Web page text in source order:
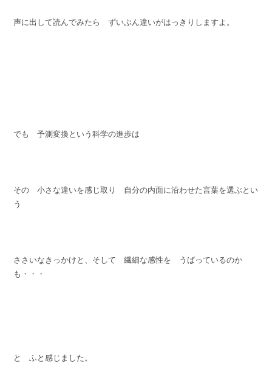
声に出して読んでみたら ずいぶん違いがはっきりしますよ。
でも 予測変換という科学の進歩は
その 小さな違いを感じ取り 自分の内面に沿わせた言葉を選ぶとい
う
ささいなきっかけと、そして 繊細な感性を うばっているのか
も・・・
と ふと感じました。